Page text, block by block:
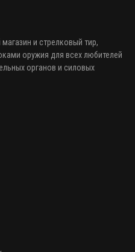
и стрелковый тир,
оружия для всех любителей
органов и силовых